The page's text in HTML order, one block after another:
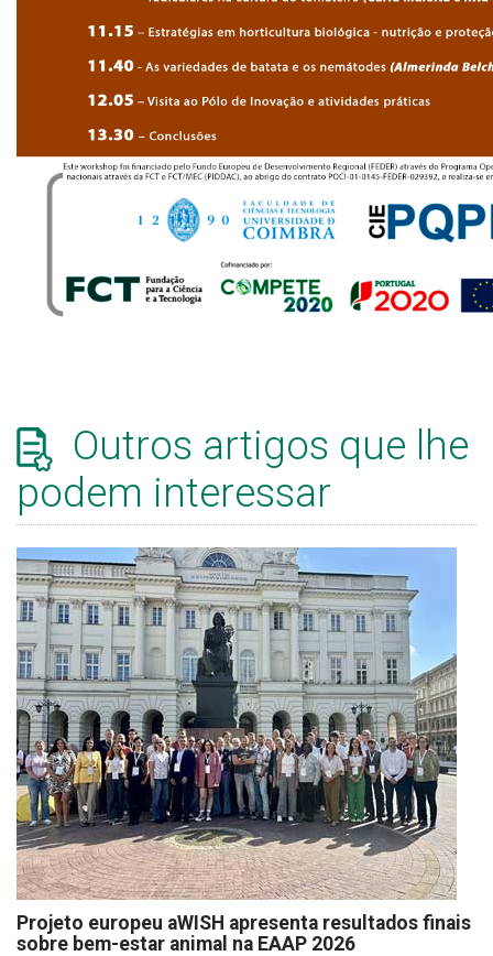
Outros artigos que lhe
podem interessar
Projeto europeu aWISH apresenta resultados finais
sobre bem-estar animal na EAAP 2026